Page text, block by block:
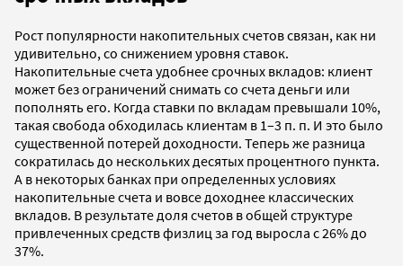
Рост популярности накопительных счетов связан, как ни
удивительно, со снижением уровня ставок.
Накопительные счета удобнее срочных вкладов: клиент
может без ограничений снимать со счета деньги или
пополнять его. Когда ставки по вкладам превышали 10%,
такая свобода обходилась клиентам в 1–3 п. п. И это было
существенной потерей доходности. Теперь же разница
сократилась до нескольких десятых процентного пункта.
А в некоторых банках при определенных условиях
накопительные счета и вовсе доходнее классических
вкладов. В результате доля счетов в общей структуре
привлеченных средств физлиц за год выросла с 26% до
37%.